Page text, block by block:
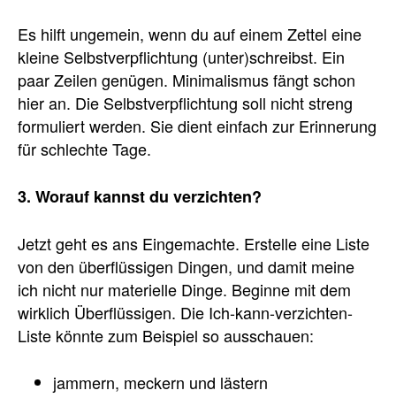
Es hilft ungemein, wenn du auf einem Zettel eine
kleine Selbstverpflichtung (unter)schreibst. Ein
paar Zeilen genügen. Minimalismus fängt schon
hier an. Die Selbstverpflichtung soll nicht streng
formuliert werden. Sie dient einfach zur Erinnerung
für schlechte Tage.
3. Worauf kannst du verzichten?
Jetzt geht es ans Eingemachte. Erstelle eine Liste
von den überflüssigen Dingen, und damit meine
ich nicht nur materielle Dinge. Beginne mit dem
wirklich Überflüssigen. Die Ich-kann-verzichten-
Liste könnte zum Beispiel so ausschauen:
jammern, meckern und lästern